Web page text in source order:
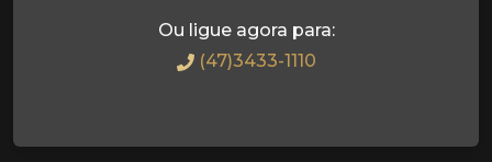
Ou ligue agora para:
(47)3433-1110